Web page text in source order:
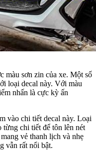
màu sơn zin của xe. Một số
loại decal này. Với màu
nhấn là cực kỳ ấn
vào chi tiết decal này. Loại
từng chi tiết để tôn lên nét
vẻ thanh lịch và nhẹ
vẫn rất nổi bật.